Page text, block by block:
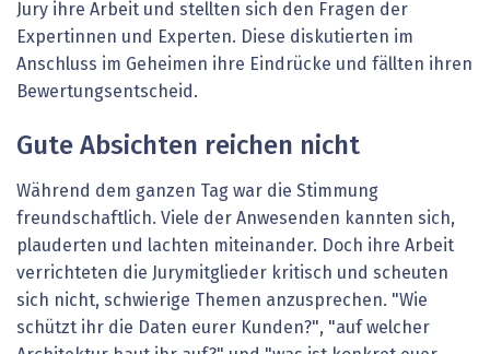
Jury ihre Arbeit und stellten sich den Fragen der
Expertinnen und Experten. Diese diskutierten im
Anschluss im Geheimen ihre Eindrücke und fällten ihren
Bewertungsentscheid.
Gute Absichten reichen nicht
Während dem ganzen Tag war die Stimmung
freundschaftlich. Viele der Anwesenden kannten sich,
plauderten und lachten miteinander. Doch ihre Arbeit
verrichteten die Jurymitglieder kritisch und scheuten
sich nicht, schwierige Themen anzusprechen. "Wie
schützt ihr die Daten eurer Kunden?", "auf welcher